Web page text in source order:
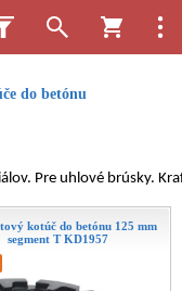
do betónu
Pre uhlové brúsky.
kotúč do betónu 125 mm
segment T KD1957